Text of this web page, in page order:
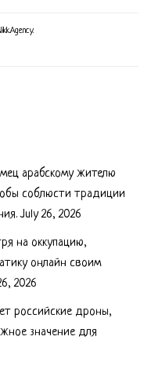
арабскому жителю
соблюсти традиции
July 26, 2026
на оккупацию,
онлайн своим
2026
российские дроны,
значение для